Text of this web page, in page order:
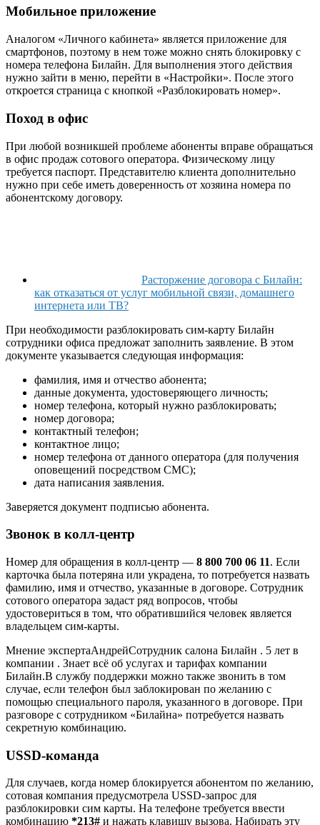
Мобильное приложение
Аналогом «Личного кабинета» является приложение для
смартфонов, поэтому в нем тоже можно снять блокировку с
номера телефона Билайн. Для выполнения этого действия
нужно зайти в меню, перейти в «Настройки». После этого
откроется страница с кнопкой «Разблокировать номер».
Поход в офис
При любой возникшей проблеме абоненты вправе обращаться
в офис продаж сотового оператора. Физическому лицу
требуется паспорт. Представителю клиента дополнительно
нужно при себе иметь доверенность от хозяина номера по
абонентскому договору.
Расторжение договора с Билайн:
как отказаться от услуг мобильной связи, домашнего
интернета или ТВ?
При необходимости разблокировать сим-карту Билайн
сотрудники офиса предложат заполнить заявление. В этом
документе указывается следующая информация:
фамилия, имя и отчество абонента;
данные документа, удостоверяющего личность;
номер телефона, который нужно разблокировать;
номер договора;
контактный телефон;
контактное лицо;
номер телефона от данного оператора (для получения
оповещений посредством СМС);
дата написания заявления.
Заверяется документ подписью абонента.
Звонок в колл-центр
Номер для обращения в колл-центр — 8 800 700 06 11. Если
карточка была потеряна или украдена, то потребуется назвать
фамилию, имя и отчество, указанные в договоре. Сотрудник
сотового оператора задаст ряд вопросов, чтобы
удостовериться в том, что обратившийся человек является
владельцем сим-карты.
Мнение экспертаАндрейСотрудник салона Билайн . 5 лет в
компании . Знает всё об услугах и тарифах компании
Билайн.В службу поддержки можно также звонить в том
случае, если телефон был заблокирован по желанию с
помощью специального пароля, указанного в договоре. При
разговоре с сотрудником «Билайна» потребуется назвать
секретную комбинацию.
USSD-команда
Для случаев, когда номер блокируется абонентом по желанию,
сотовая компания предусмотрела USSD-запрос для
разблокировки сим карты. На телефоне требуется ввести
комбинацию *213# и нажать клавишу вызова. Набирать эту